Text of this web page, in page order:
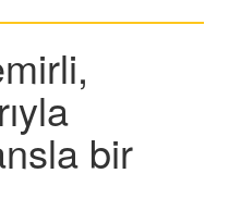
bir